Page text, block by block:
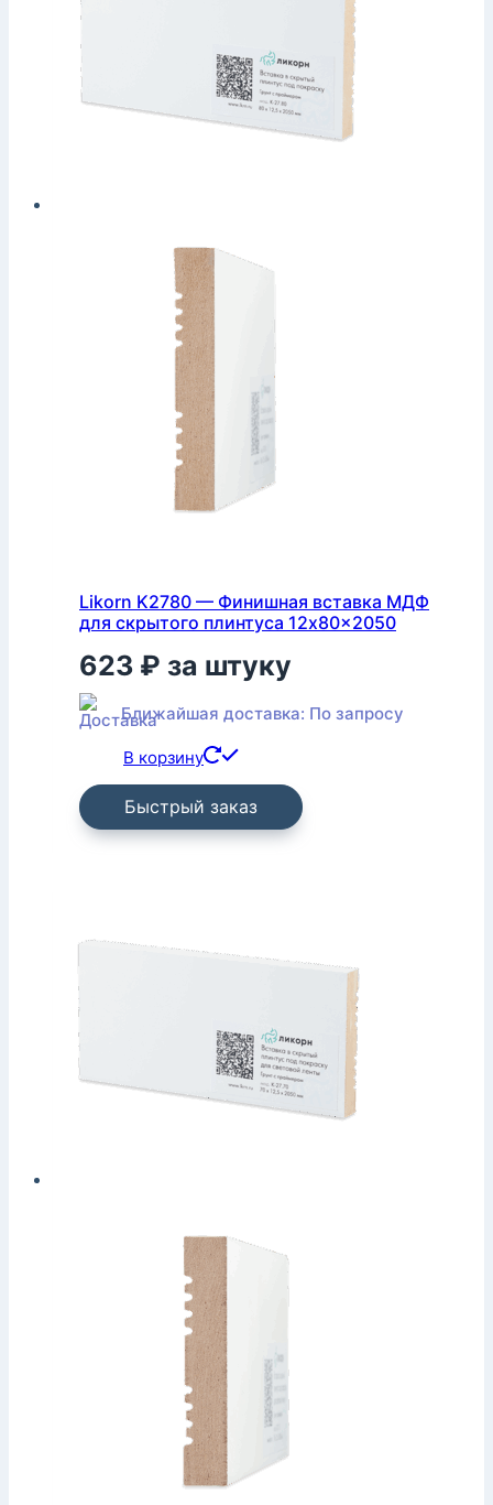
Likorn K2780 — Финишная вставка МДФ
для скрытого плинтуса 12x80x2050
623 ₽ за штуку
Ближайшая доставка: По запросу
В корзину
Быстрый заказ